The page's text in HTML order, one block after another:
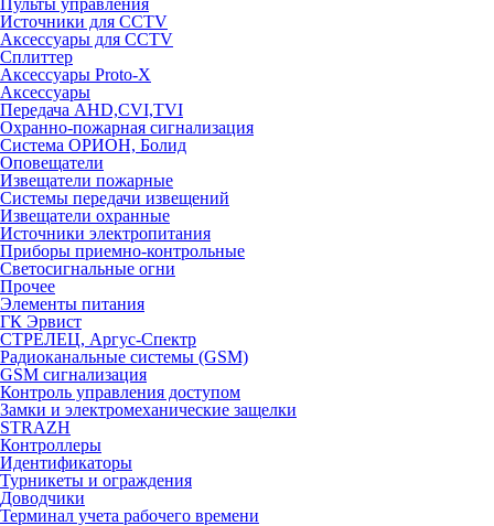
Пульты управления
Источники для CCTV
Аксессуары для CCTV
Сплиттер
Аксессуары Proto-X
Аксессуары
Передача AHD,CVI,TVI
Охранно-пожарная сигнализация
Система ОРИОН, Болид
Оповещатели
Извещатели пожарные
Системы передачи извещений
Извещатели охранные
Источники электропитания
Приборы приемно-контрольные
Светосигнальные огни
Прочее
Элементы питания
ГК Эрвист
СТРЕЛЕЦ, Аргус-Спектр
Радиоканальные системы (GSM)
GSM сигнализация
Контроль управления доступом
Замки и электромеханические защелки
STRAZH
Контроллеры
Идентификаторы
Турникеты и ограждения
Доводчики
Терминал учета рабочего времени